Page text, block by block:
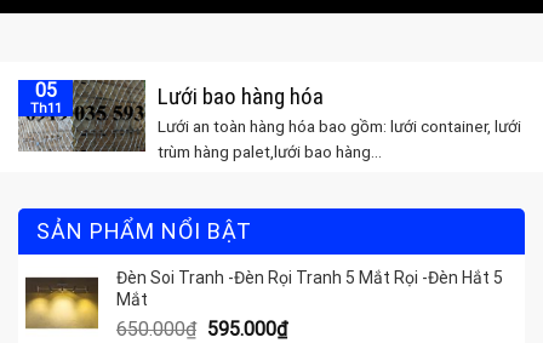
SẢN PHẨM NỔI BẬT
Đèn Soi Tranh -Đèn Rọi Tranh 5 Mắt Rọi -Đèn Hắt 5
Mắt
650.000₫ Giá
595.000₫Giá
Lưới bao hàng hóa
Lưới an toàn hàng hóa bao gồm: lưới container, lưới
trùm hàng palet,lưới bao hàng...
05
Th11